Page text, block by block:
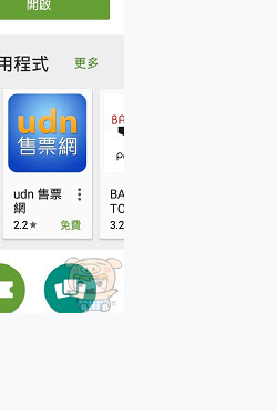
人像旗艦 vivo V30 系列 開箱 評測! 首搭蔡司光學鏡頭、攝影棚級柔光環、拍攝功能最好玩的美拍神機 vivo V30 Pro
一吸完美對位 擁有超強吸力與超好用的隱磁支架 O-ONE MAG 最會吸的行動電源 開箱 評測
Motorola edge 70 pro 及 moto g37 power上市，登錄在送飛利浦氣炸鍋
近八千元的 Soundcore Liberty 5 Pro Max，有螢幕的耳機會是智商稅嗎?
ASUS Pad 全面應援 Me Time，加碼愛奇藝黃金雙周卡體驗，專案價最低 NT$0 起